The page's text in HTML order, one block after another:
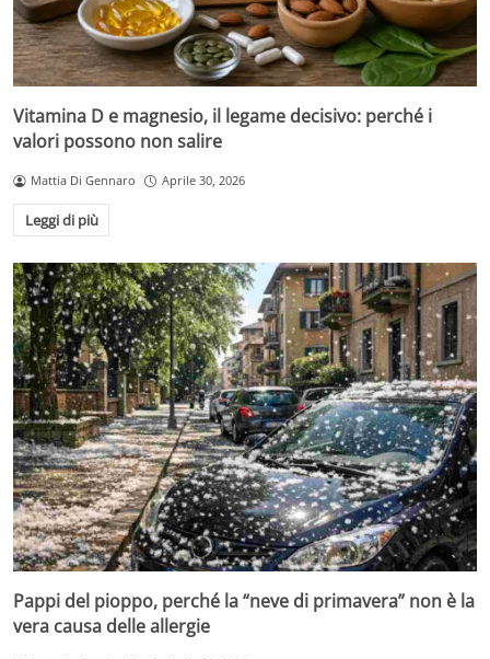
Vitamina D e magnesio, il legame decisivo: perché i
valori possono non salire
Mattia Di Gennaro Aprile 30, 2026
Leggi di più
Pappi del pioppo, perché la “neve di primavera” non è la
vera causa delle allergie